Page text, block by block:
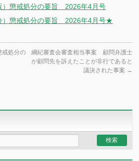
）懲戒処分の要旨 2026年4月号
）懲戒処分の要旨 2026年4月号★
戒処分の
綱紀審査会審査相当事案 顧問弁護士
が顧問先を訴えたことが非行であると
議決された事案 →